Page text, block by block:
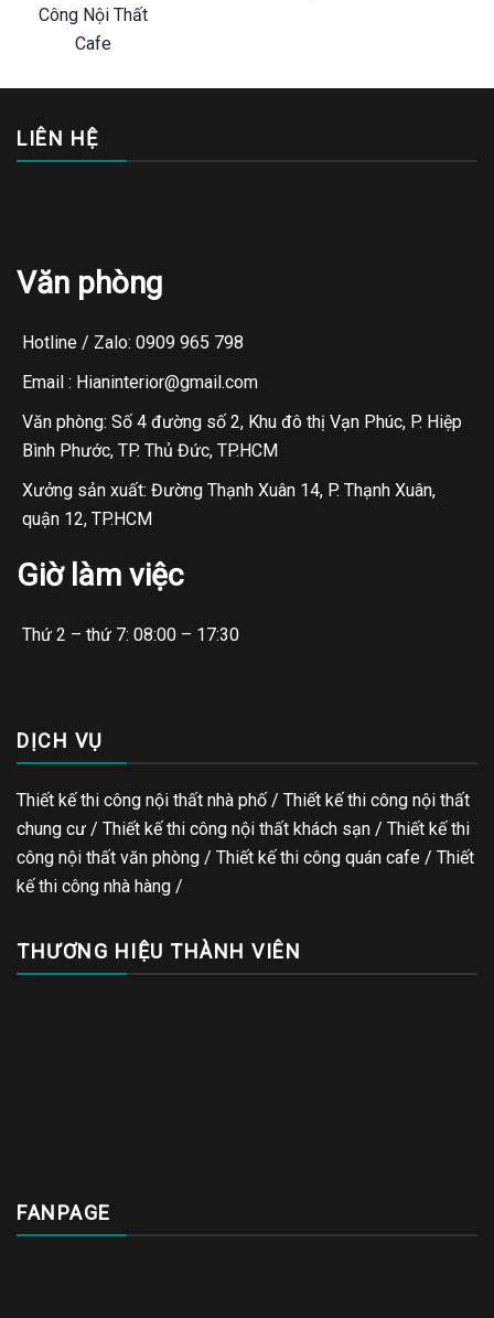
LIÊN HỆ
Văn phòng
Hotline / Zalo: 0909 965 798
Email : Hianinterior@gmail.com
Văn phòng: Số 4 đường số 2, Khu đô thị Vạn Phúc, P. Hiệp
Bình Phước, TP. Thủ Đức, TP.HCM
Xưởng sản xuất: Đường Thạnh Xuân 14, P. Thạnh Xuân,
quận 12, TP.HCM
Giờ làm việc
Thứ 2 – thứ 7: 08:00 – 17:30
DỊCH VỤ
Thiết kế thi công nội thất nhà phố / Thiết kế thi công nội thất
chung cư / Thiết kế thi công nội thất khách sạn / Thiết kế thi
công nội thất văn phòng / Thiết kế thi công quán cafe / Thiết
kế thi công nhà hàng /
THƯƠNG HIỆU THÀNH VIÊN
FANPAGE